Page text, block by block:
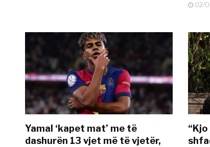
02/
Yamal ‘kapet mat’ me të
dashurën 13 vjet më të vjetër,